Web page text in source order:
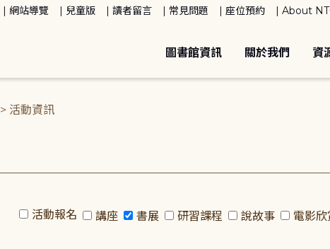
網站導覽 兒童版 讀者留言 常見問題 座位預約 About
圖書館資訊 關於我們 資
> 活動資訊
活動報名 講座 書展 研習課程 說故事 電影欣